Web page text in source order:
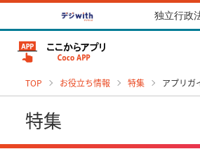
独立行政
TOP お役立ち情報 特集 アプリガ
特集